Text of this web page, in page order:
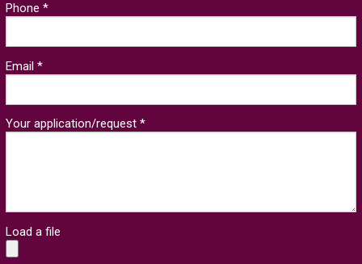
Phone *
Email *
Your application/request *
Load a file